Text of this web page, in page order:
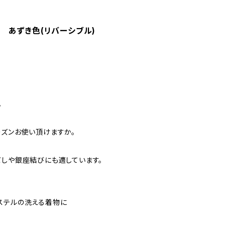
ずき色(リバーシブル)
ンお使い頂けますか。
や銀座結びにも適しています。
テルの洗える着物に